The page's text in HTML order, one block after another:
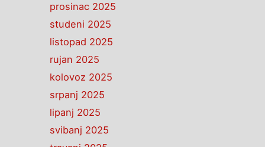
prosinac 2025
studeni 2025
listopad 2025
rujan 2025
kolovoz 2025
srpanj 2025
lipanj 2025
svibanj 2025